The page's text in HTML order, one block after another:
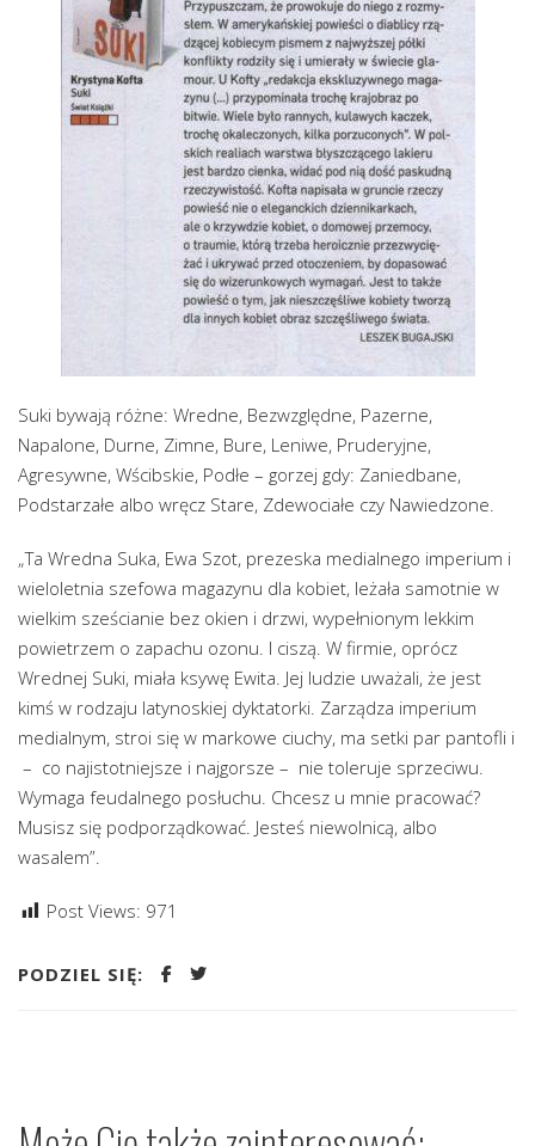
Suki bywają różne: Wredne, Bezwzględne, Pazerne,
Napalone, Durne, Zimne, Bure, Leniwe, Pruderyjne,
Agresywne, Wścibskie, Podłe – gorzej gdy: Zaniedbane,
Podstarzałe albo wręcz Stare, Zdewociałe czy Nawiedzone.
„Ta Wredna Suka, Ewa Szot, prezeska medialnego imperium i
wieloletnia szefowa magazynu dla kobiet, leżała samotnie w
wielkim sześcianie bez okien i drzwi, wypełnionym lekkim
powietrzem o zapachu ozonu. I ciszą. W firmie, oprócz
Wrednej Suki, miała ksywę Ewita. Jej ludzie uważali, że jest
kimś w rodzaju latynoskiej dyktatorki. Zarządza imperium
medialnym, stroi się w markowe ciuchy, ma setki par pantofli i
– co najistotniejsze i najgorsze – nie toleruje sprzeciwu.
Wymaga feudalnego posłuchu. Chcesz u mnie pracować?
Musisz się podporządkować. Jesteś niewolnicą, albo
wasalem”.
Post Views: 971
PODZIEL SIĘ: